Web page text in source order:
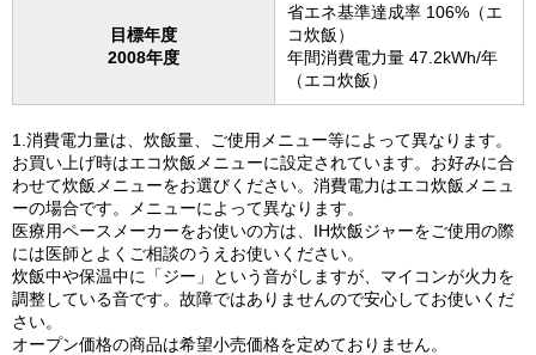
目標年度
2008年度
省エネ基準達成率 106%（エ
コ炊飯）
年間消費電力量 47.2kWh/年
（エコ炊飯）
1.消費電力量は、炊飯量、ご使用メニュー等によって異なります。
お買い上げ時はエコ炊飯メニューに設定されています。お好みに合
わせて炊飯メニューをお選びください。消費電力はエコ炊飯メニュ
ーの場合です。メニューによって異なります。
医療用ペースメーカーをお使いの方は、IH炊飯ジャーをご使用の際
には医師とよくご相談のうえお使いください。
炊飯中や保温中に「ジー」という音がしますが、マイコンが火力を
調整している音です。故障ではありませんので安心してお使いくだ
さい。
オープン価格の商品は希望小売価格を定めておりません。